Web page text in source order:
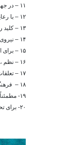
۱۱ – در جهت اشاعه فرهنگ فضیلت سازمانی و سلامت اداری و ترویج وجدان کاری ، از هیچ کوششی فروگذار نخواهیم کرد .
۱۲ – با رعایت موازین شرعی و اجرای صحیح قوانین و مقررات ، سلامت اداری را در محیط کار خود تقویت می نمائیم .
۱۳ – کلید رمز موفقیت شرکت در رضایت ارباب رجوع است ، ما در هنگام ارائه خدمت به این ویژیگی پای بندیم . و رضایت خداوند تبارک و تعالی را در رضایت مردم می دانیم .
۱۴ – نیروی انسانی شرکت به عنوان ارزشمندترین منابع به حساب می آیند ، لذا هیچ تردیدی در اثرگذاری پندار ، رفتار و کردار آنها در تعامل با مراجعان را نداریم .
۱۵ – برای ارتقاء کارآئی و اثربخشی وظائف خود و رضایت مندی مراجعان ، بر دانش و مهارت حرفه ای خود می افزائیم
۱۶ – نظم ، آراستگی ، وقت شناسی و آمادگی برای ارائه خدمت به ارباب رجوع را از اصول مسلم و قطعی موفقیت خود می دانیم .
۱۷ – تعلقات سازمانی را در خود می پرورانیم و به همکاران احترام می گذاریم تا با وحدت و همدلی در جهت حفظ کرامت و رضایت ارباب رجوع گامهای مثبتی برداریم .
۱۸ – فرهنگ پاسخگو بودن در مقابل ارباب رجوع را از بسترهای تعالی خود و شرکت می دانیم .
۱۹- مطمئناً موفقیت مادی شرکت مورد توجه است ، ولی ما آن را وسیله ای ، برای تامین هدفی گسترده تر که ارائه خدمات صادقانه و مناسب تر باشد ، می دانیم .
۲۰- برای تحقق مطالبات قانونی مردم و حفظ و صیانت از منابع موجود به مطالعه کمی و کیفی و استحصال منابع آب جدید می پردازیم .